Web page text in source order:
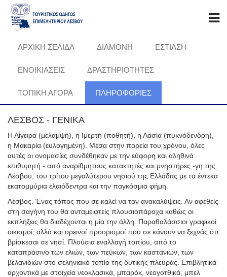
ΑΡΧΙΚΗ ΣΕΛΙΔΑ ΔΙΑΜΟΝΗ ΕΣΤΙΑΣΗ
ΕΝΟΙΚΙΑΣΕΙΣ ΔΡΑΣΤΗΡΙΟΤΗΤΕΣ
ΤΟΠΙΚΗ ΑΓΟΡΑ ΠΛΗΡΟΦΟΡΊΕΣ
ΛΕΣΒΟΣ - ΓΕΝΙΚΑ
Η Αίγειρα (μελαμψή), η Ιμερτή (ποθητή), η Λασία (πυκνόδενδρη),
η Μακαρία (ευλογημένη). Μέσα στην πορεία του χρόνου, όλες
αυτές οι ονομασίες συνδέθηκαν με την εύφορη και αληθινά
επιθυμητή - από αναρίθμητους κατακτητές και μνηστήρες -γη της
Λέσβου, του τρίτου μεγαλύτερου νησιού της Ελλάδας με τα έντεκα
εκατομμύρια ελαιόδεντρα και την παγκόσμια φήμη.
Λέσβος. Ένας τόπος που σε καλεί να τον ανακαλύψεις. Αν αφεθείς
στη σαγήνη του θα ανταμειφτείς πλουσιοπάροχα καθώς οι
εκπλήξεις θα διαδέχονται η μία την άλλη. Παραθαλάσσιοι γραφικοί
οικισμοί, αλλά και ορεινοί προορισμοί που σε κάνουν να ξεχνάς ότι
βρίσκεσαι σε νησί. Πλούσια εναλλαγή τοπίου, από το
καταπράσινο των ελιών, των πεύκων, των καστανιών, των
βελανιδιών στο σεληνιακό τοπίο της δυτικής πλευράς. Επιβλητικά
αρχοντικά με στοιχεία νεοκλασικά, μπαρόκ, νεογοτθικά, μπελ